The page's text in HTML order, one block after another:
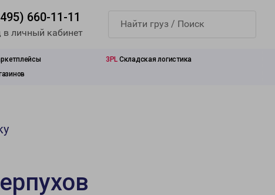
660-11-11
в личный кабинет
3PL Складская логистика